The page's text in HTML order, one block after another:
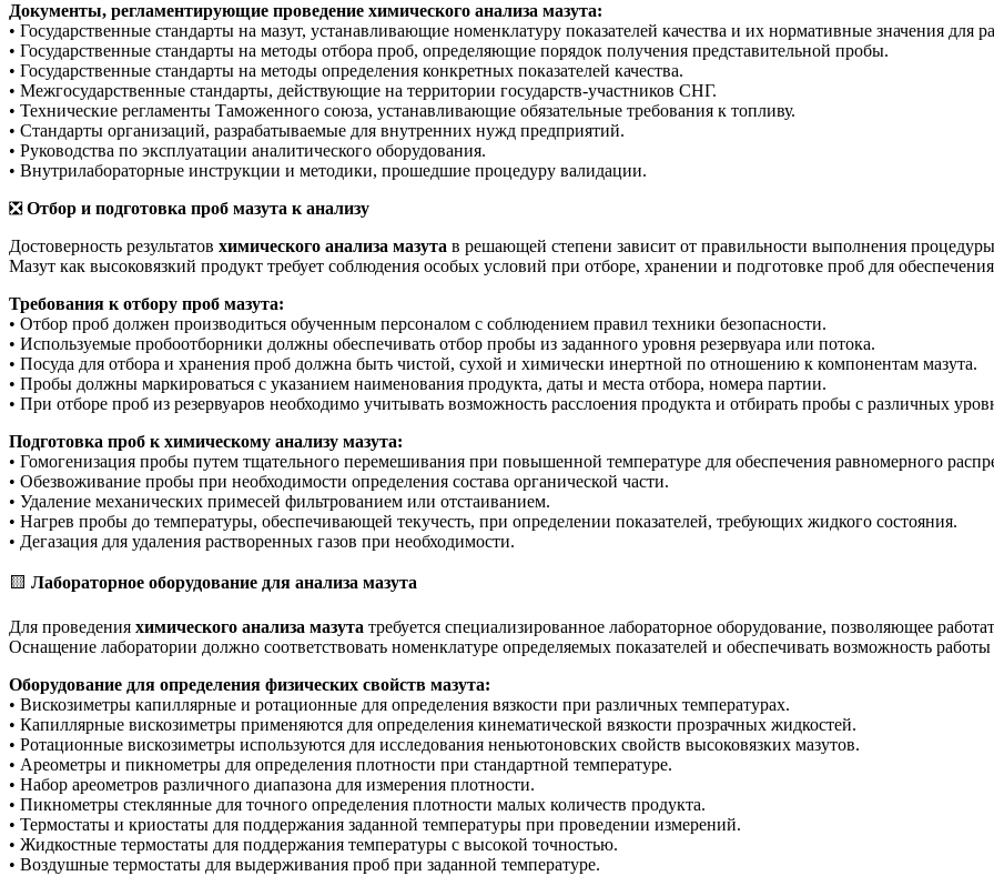
Документы, регламентирующие проведение химического анализа мазута:
• Государственные стандарты на мазут, устанавливающие номенклатуру показателей качества и их нормативные значения для
• Государственные стандарты на методы отбора проб, определяющие порядок получения представительной пробы.
• Государственные стандарты на методы определения конкретных показателей качества.
• Межгосударственные стандарты, действующие на территории государств-участников СНГ.
• Технические регламенты Таможенного союза, устанавливающие обязательные требования к топливу.
• Стандарты организаций, разрабатываемые для внутренних нужд предприятий.
• Руководства по эксплуатации аналитического оборудования.
• Внутрилабораторные инструкции и методики, прошедшие процедуру валидации.
❎ Отбор и подготовка проб мазута к анализу
Достоверность результатов химического анализа мазута в решающей степени зависит от правильности выполнения
Мазут как высоковязкий продукт требует соблюдения особых условий при отборе, хранении и подготовке проб для
Требования к отбору проб мазута:
• Отбор проб должен производиться обученным персоналом с соблюдением правил техники безопасности.
• Используемые пробоотборники должны обеспечивать отбор пробы из заданного уровня резервуара или потока.
• Посуда для отбора и хранения проб должна быть чистой, сухой и химически инертной по отношению к компонентам мазута.
• Пробы должны маркироваться с указанием наименования продукта, даты и места отбора, номера партии.
• При отборе проб из резервуаров необходимо учитывать возможность расслоения продукта и отбирать пробы с различных
Подготовка проб к химическому анализу мазута:
• Гомогенизация пробы путем тщательного перемешивания при повышенной температуре для обеспечения равномерного
• Обезвоживание пробы при необходимости определения состава органической части.
• Удаление механических примесей фильтрованием или отстаиванием.
• Нагрев пробы до температуры, обеспечивающей текучесть, при определении показателей, требующих жидкого состояния.
• Дегазация для удаления растворенных газов при необходимости.
🟨 Лабораторное оборудование для анализа мазута
Для проведения химического анализа мазута требуется специализированное лабораторное оборудование, позволяющее
Оснащение лаборатории должно соответствовать номенклатуре определяемых показателей и обеспечивать возможность
Оборудование для определения физических свойств мазута:
• Вискозиметры капиллярные и ротационные для определения вязкости при различных температурах.
• Капиллярные вискозиметры применяются для определения кинематической вязкости прозрачных жидкостей.
• Ротационные вискозиметры используются для исследования неньютоновских свойств высоковязких мазутов.
• Ареометры и пикнометры для определения плотности при стандартной температуре.
• Набор ареометров различного диапазона для измерения плотности.
• Пикнометры стеклянные для точного определения плотности малых количеств продукта.
• Термостаты и криостаты для поддержания заданной температуры при проведении измерений.
• Жидкостные термостаты для поддержания температуры с высокой точностью.
• Воздушные термостаты для выдерживания проб при заданной температуре.